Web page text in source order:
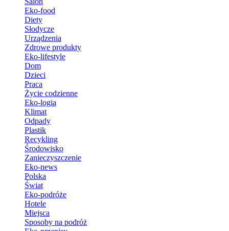
Eko-food
Diety
Słodycze
Urządzenia
Zdrowe produkty
Eko-lifestyle
Dom
Dzieci
Praca
Życie codzienne
Eko-logia
Klimat
Odpady
Plastik
Recykling
Środowisko
Zanieczyszczenie
Eko-news
Polska
Świat
Eko-podróże
Hotele
Miejsca
Sposoby na podróż